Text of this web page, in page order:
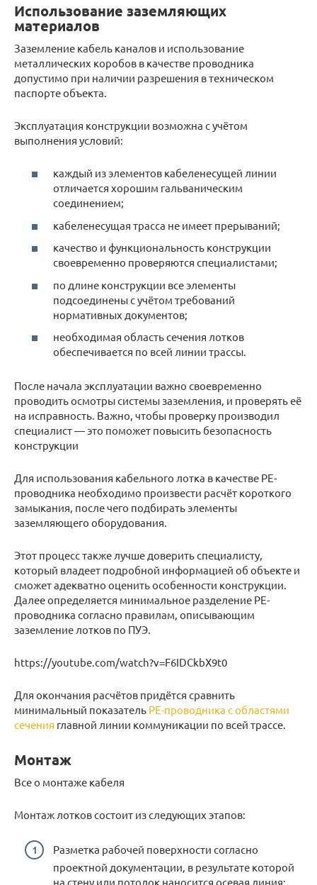
Использование заземляющих
материалов
Заземление кабель каналов и использование
металлических коробов в качестве проводника
допустимо при наличии разрешения в техническом
паспорте объекта.
Эксплуатация конструкции возможна с учётом
выполнения условий:
каждый из элементов кабеленесущей линии
отличается хорошим гальваническим
соединением;
кабеленесущая трасса не имеет прерываний;
качество и функциональность конструкции
своевременно проверяются специалистами;
по длине конструкции все элементы
подсоединены с учётом требований
нормативных документов;
необходимая область сечения лотков
обеспечивается по всей линии трассы.
После начала эксплуатации важно своевременно
проводить осмотры системы заземления, и проверять её
на исправность. Важно, чтобы проверку производил
специалист — это поможет повысить безопасность
конструкции
Для использования кабельного лотка в качестве РЕ-
проводника необходимо произвести расчёт короткого
замыкания, после чего подбирать элементы
заземляющего оборудования.
Этот процесс также лучше доверить специалисту,
который владеет подробной информацией об объекте и
сможет адекватно оценить особенности конструкции.
Далее определяется минимальное разделение РЕ-
проводника согласно правилам, описывающим
заземление лотков по ПУЭ.
https://youtube.com/watch?v=F6IDCkbX9t0
Для окончания расчётов придётся сравнить
минимальный показатель РЕ-проводника с областями
сечения главной линии коммуникации по всей трассе.
Монтаж
Все о монтаже кабеля
Монтаж лотков состоит из следующих этапов:
Разметка рабочей поверхности согласно
проектной документации, в результате которой
на стену или потолок наносится осевая линия;